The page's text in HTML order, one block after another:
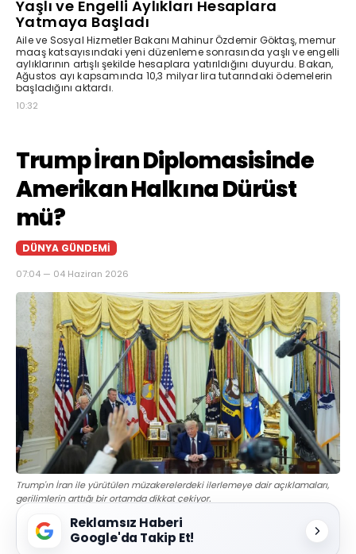
Yaşlı ve Engelli Aylıkları Hesaplara
Yatmaya Başladı
Aile ve Sosyal Hizmetler Bakanı Mahinur Özdemir Göktaş, memur
maaş katsayısındaki yeni düzenleme sonrasında yaşlı ve engelli
aylıklarının artışlı şekilde hesaplara yatırıldığını duyurdu. Bakan,
Ağustos ayı kapsamında 10,3 milyar lira tutarındaki ödemelerin
başladığını aktardı.
10:32